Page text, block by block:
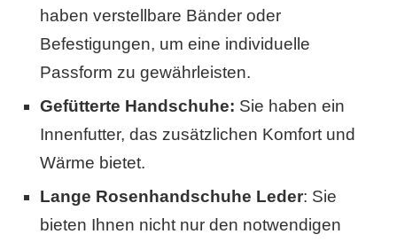
haben verstellbare Bänder oder
Befestigungen, um eine individuelle
Passform zu gewährleisten.
Gefütterte Handschuhe: Sie haben ein
Innenfutter, das zusätzlichen Komfort und
Wärme bietet.
Lange Rosenhandschuhe Leder: Sie
bieten Ihnen nicht nur den notwendigen